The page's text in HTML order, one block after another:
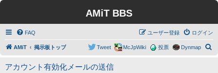
AMiT BBS
FAQ ログイン
ユーザー登録
AMiT 掲示板トップ Dynmap
投票
McJpWiki
Tweet
アカウント有効化メールの送信